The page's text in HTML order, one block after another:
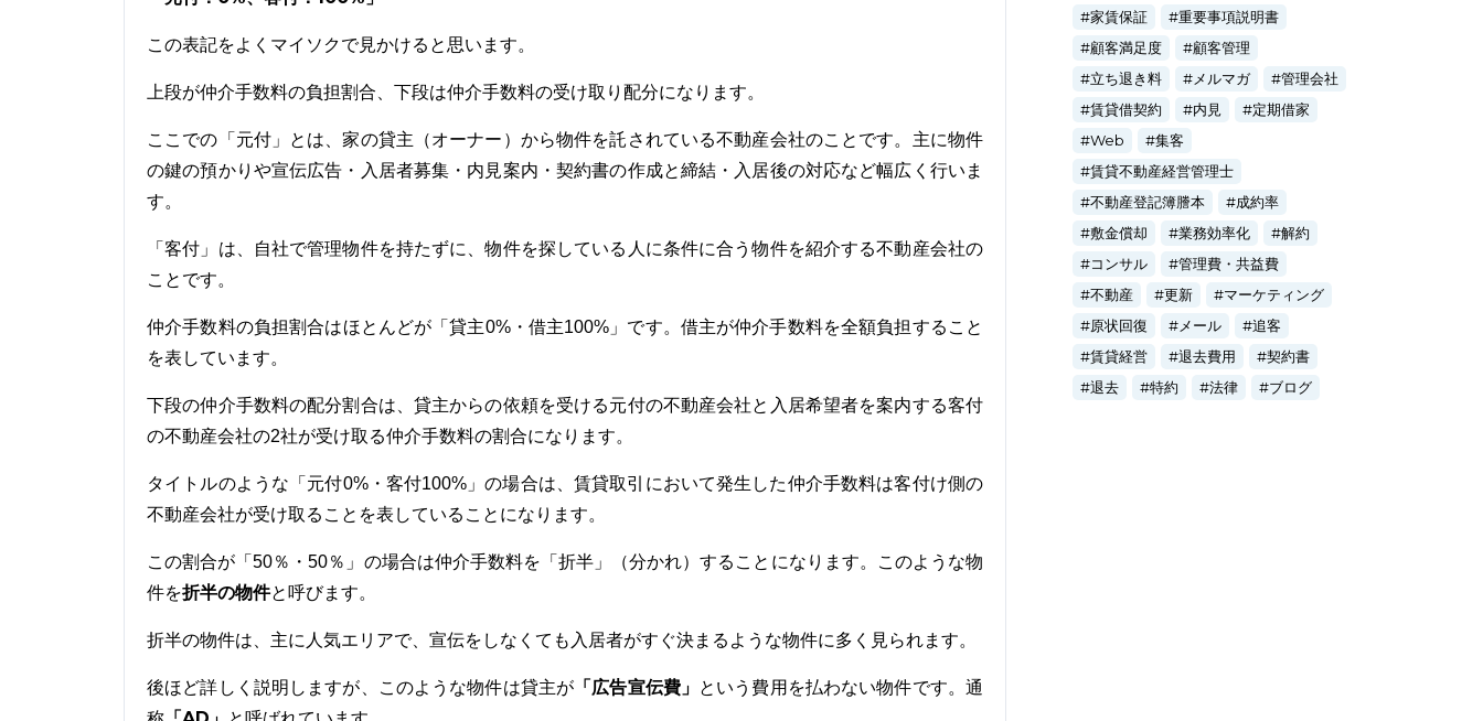
この表記をよくマイソクで見かけると思います。
上段が仲介手数料の負担割合、下段は仲介手数料の受け取り配分になります。
ここでの「元付」とは、家の貸主（オーナー）から物件を託されている不動産会社のことです。主に物件
の鍵の預かりや宣伝広告・入居者募集・内見案内・契約書の作成と締結・入居後の対応など幅広く行いま
す。
「客付」は、自社で管理物件を持たずに、物件を探している人に条件に合う物件を紹介する不動産会社の
ことです。
仲介手数料の負担割合はほとんどが「貸主0%・借主100%」です。借主が仲介手数料を全額負担すること
を表しています。
下段の仲介手数料の配分割合は、貸主からの依頼を受ける元付の不動産会社と入居希望者を案内する客付
の不動産会社の2社が受け取る仲介手数料の割合になります。
タイトルのような「元付0%・客付100%」の場合は、賃貸取引において発生した仲介手数料は客付け側の
不動産会社が受け取ることを表していることになります。
この割合が「50％・50％」の場合は仲介手数料を「折半」（分かれ）することになります。このような物
件を折半の物件と呼びます。
折半の物件は、主に人気エリアで、宣伝をしなくても入居者がすぐ決まるような物件に多く見られます。
後ほど詳しく説明しますが、このような物件は貸主が 「広告宣伝費」 という費用を払わない物件です。通
家賃保証
重要事項説明書
顧客満足度
顧客管理
立ち退き料
メルマガ
管理会社
賃貸借契約
内見
定期借家
Web
集客
賃貸不動産経営管理士
不動産登記簿謄本
成約率
敷金償却
業務効率化
解約
コンサル
管理費・共益費
不動産
更新
マーケティング
原状回復
メール
追客
賃貸経営
退去費用
契約書
退去
特約 法律 ブログ